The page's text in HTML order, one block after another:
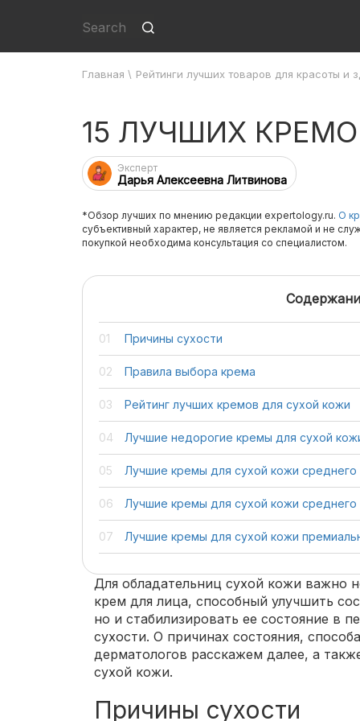
Главная \ Рейтинги лучших товаров для красоты и
15 ЛУЧШИХ
Эксперт
Дарья Алексеевна Литвинова
*Обзор лучших по мнению редакции expertology.ru. О
субъективный характер, не является рекламой и не
покупкой необходима консультация со специалистом.
Причины сухости
Правила выбора крема
Рейтинг лучших кремов для сухой кожи
Лучшие недорогие кремы для сухой
Лучшие кремы для сухой кожи среднего
Лучшие кремы для сухой кожи среднего
Лучшие кремы для сухой кожи
Для обладательниц сухой кожи важно
крем для лица, способный улучшить
но и стабилизировать ее состояние в
сухости. О причинах состояния,
дерматологов расскажем далее, а
сухой кожи.
Причины сухости